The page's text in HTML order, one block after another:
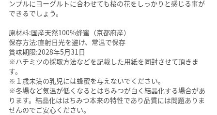
ンプルにヨーグルトに合わせても桜の花をしっかりと感じる事が
できるでしょう。
原材料:国産天然100%蜂蜜（京都府産）
保存方法:直射日光を避け、常温で保存
賞味期限:2028年5月31日
※ハチミツの採取方法などを記載した用紙を同封させて頂きま
す。
※１歳未満の乳児には蜂蜜を与えないでください。
※冬場など気温が低くなるとはちみつが白く結晶化する場合があ
ります。結晶化ははちみつ本来の特性であり品質には問題ありま
せんのでご安心ください。